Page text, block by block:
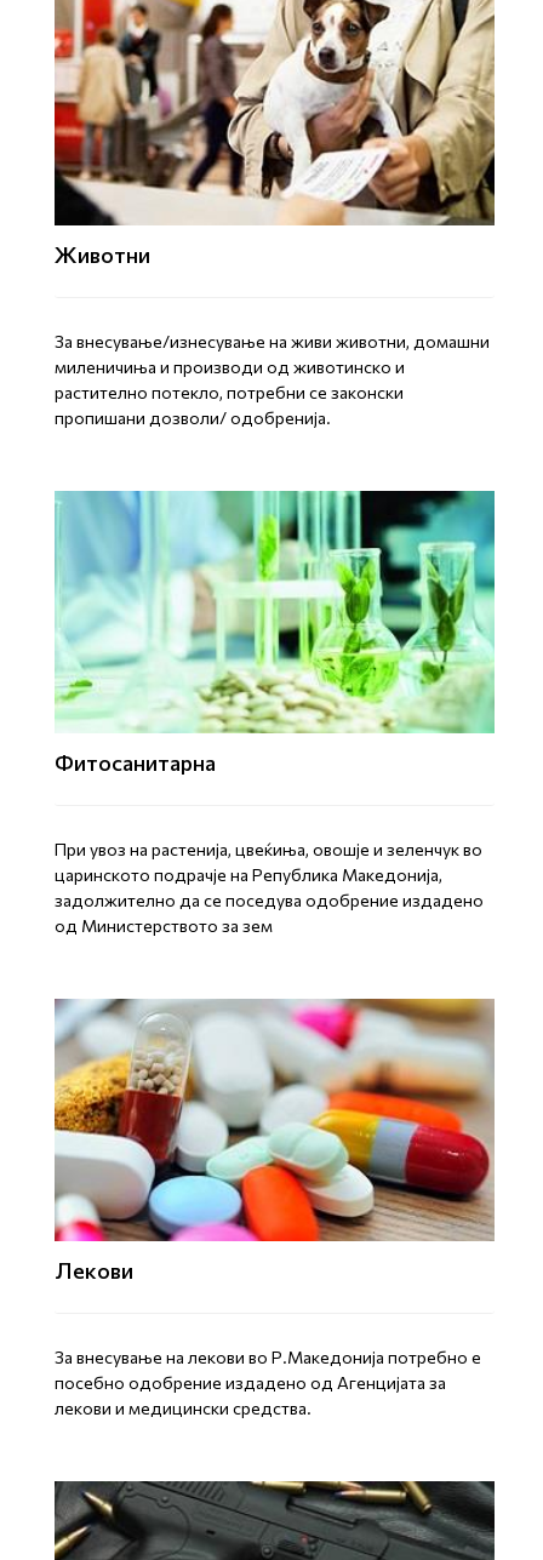
Животни
За внесување/изнесување на живи животни, домашни
миленичиња и производи од животинско и
растително потекло, потребни се законски
пропишани дозволи/ одобренија.
Фитосанитарна
При увоз на растенија, цвеќиња, овошје и зеленчук во
царинското подрачје на Република Македонија,
задолжително да се поседува одобрение издадено
од Министерството за зем
Лекови
За внесување на лекови во Р.Македонија потребно е
посебно одобрение издадено од Агенцијата за
лекови и медицински средства.